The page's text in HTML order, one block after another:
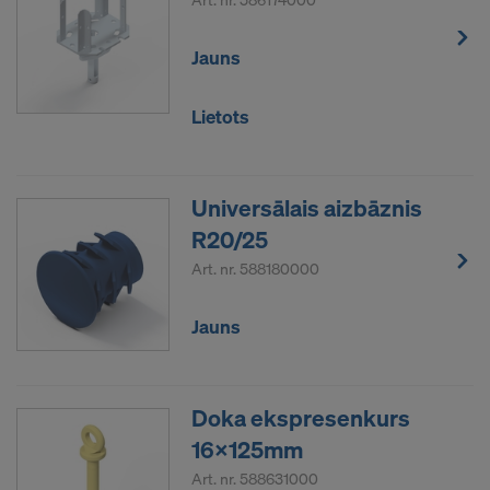
Jauns
Lietots
Universālais aizbāznis
R20/25
Art. nr. 588180000
Jauns
Doka ekspresenkurs
16x125mm
Art. nr. 588631000